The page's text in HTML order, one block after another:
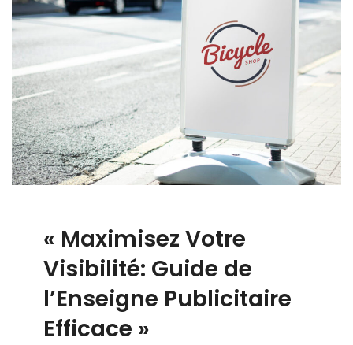
« Maximisez Votre
Visibilité: Guide de
l’Enseigne Publicitaire
Efficace »